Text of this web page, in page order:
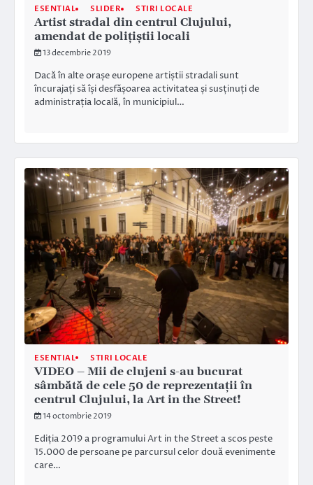
ESENTIAL SLIDER STIRI LOCALE
Artist stradal din centrul Clujului,
amendat de polițiștii locali
13 decembrie 2019
Dacă în alte orașe europene artiștii stradali sunt
încurajați să își desfășoarea activitatea și susținuți de
administrația locală, în municipiul…
ESENTIAL STIRI LOCALE
VIDEO – Mii de clujeni s-au bucurat
sâmbătă de cele 50 de reprezentații în
centrul Clujului, la Art in the Street!
14 octombrie 2019
Ediția 2019 a programului Art in the Street a scos peste
15.000 de persoane pe parcursul celor două evenimente
care…